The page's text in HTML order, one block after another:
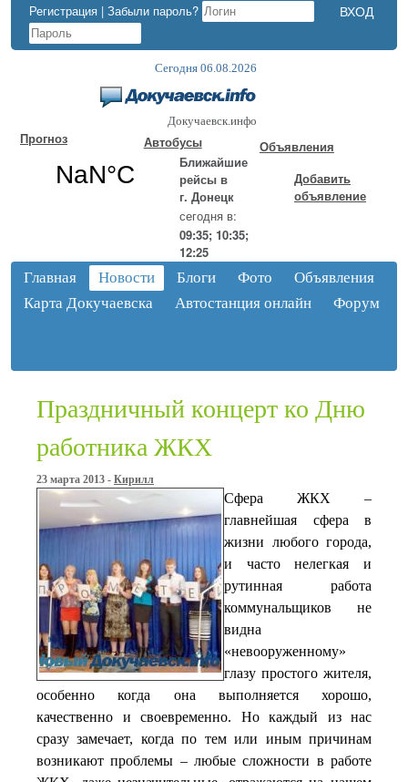
Регистрация | Забыли пароль?
Сегодня 06.08.2026
Докучаевск.инфо
Прогноз
Автобусы
Ближайшие
рейсы в
г. Донецк
сегодня в:
09:35; 10:35;
12:25
Объявления
Добавить
объявление
Главная Новости Блоги Фото
Объявления
Карта Докучаевска
Автостанция онлайн Форум
Праздничный концерт ко Дню
работника ЖКХ
23 марта 2013 - Кирилл
Сфера ЖКХ –
главнейшая сфера в
жизни любого города,
и часто нелегкая и
рутинная работа
коммунальщиков не
видна
«невооруженному»
глазу простого жителя,
особенно когда она выполняется хорошо,
качественно и своевременно. Но каждый из нас
сразу замечает, когда по тем или иным причинам
возникают проблемы – любые сложности в работе